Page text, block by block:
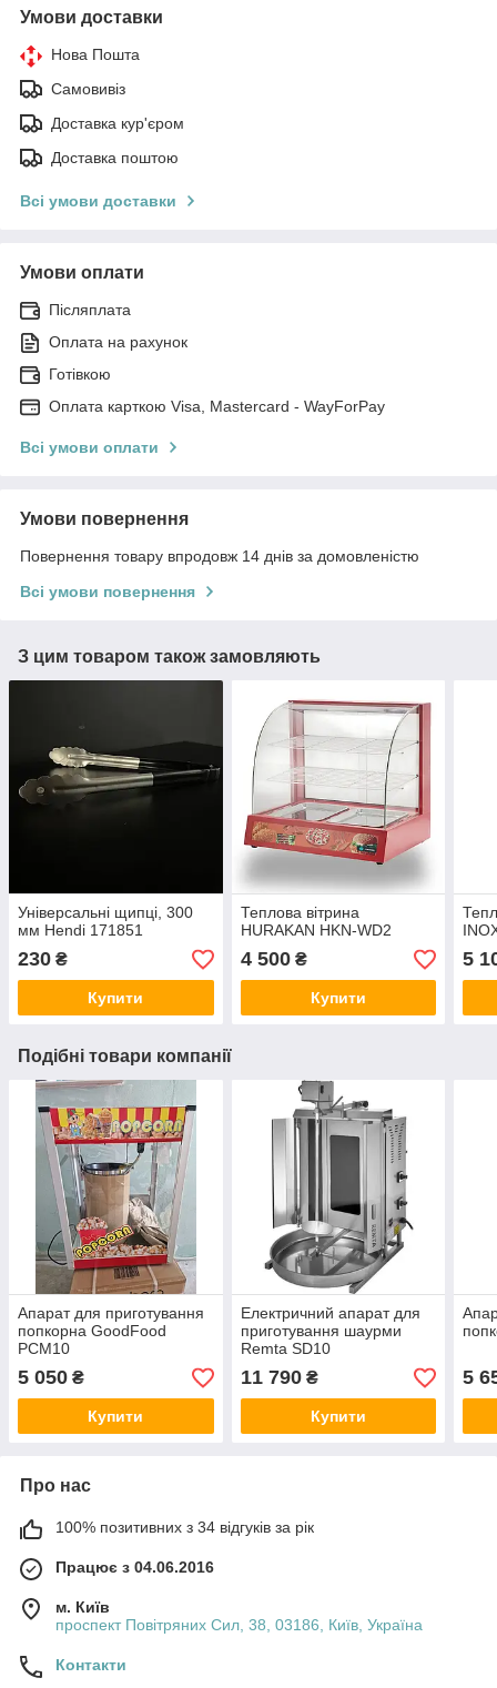
Умови доставки
Нова Пошта
Самовивіз
Доставка кур'єром
Доставка поштою
Всі умови доставки
Умови оплати
Післяплата
Оплата на рахунок
Готівкою
Оплата карткою Visa, Mastercard - WayForPay
Всі умови оплати
Умови повернення
Повернення товару впродовж 14 днів за домовленістю
Всі умови повернення
З цим товаром також замовляють
Універсальні щипці, 300
мм Hendi 171851
230 ₴
Купити
Теплова вітрина
HURAKAN HKN-WD2
4 500₴
Купити
5
Подібні товари компанії
Апарат для приготування
попкорна GoodFood
PCM10
5 050 ₴
Купити
Електричний апарат для
приготування шаурми
Remta SD10
11 790₴
Купити
5
Про нас
100% позитивних з 34 відгуків за рік
Працює з 04.06.2016
м. Київ
проспект Повітряних Сил, 38, 03186, Київ, Україна
Контакти